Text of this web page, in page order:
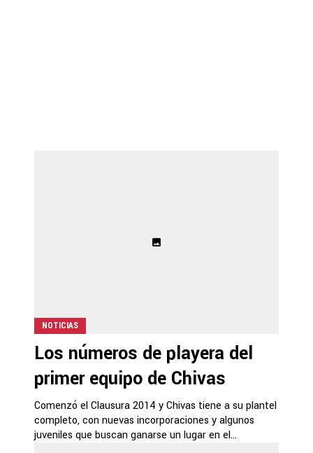
NOTICIAS
Los números de playera del
primer equipo de Chivas
Comenzó el Clausura 2014 y Chivas tiene a su plantel
completo, con nuevas incorporaciones y algunos
juveniles que buscan ganarse un lugar en el...